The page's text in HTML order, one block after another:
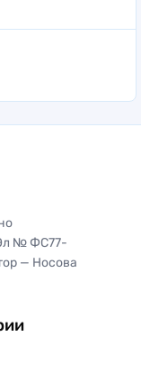
№ ФС77-
— Носова